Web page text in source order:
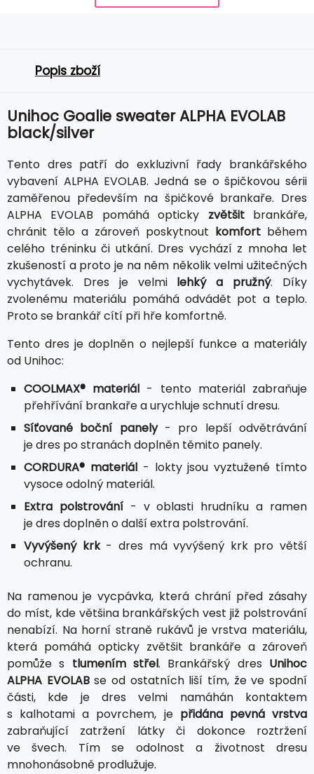
Popis zboží
Unihoc Goalie sweater ALPHA EVOLAB
black/silver
Tento dres patří do exkluzivní řady brankářského
vybavení ALPHA EVOLAB. Jedná se o špičkovou sérii
zaměřenou především na špičkové brankaře. Dres
ALPHA EVOLAB pomáhá opticky zvětšitbrankáře,
chránit tělo a zároveň poskytnout komfort během
celého tréninku či utkání. Dres vychází z mnoha let
zkušeností a proto je na něm několik velmi užitečných
vychytávek. Dres je velmi lehký a pružný. Díky
zvolenému materiálu pomáhá odvádět pot a teplo.
Proto se brankář cítí při hře komfortně.
Tento dres je doplněn o nejlepší funkce a materiály
od Unihoc:
COOLMAX® materiál - tento materiál zabraňuje
přehřívání brankaře a urychluje schnutí dresu.
Síťované boční panely- pro lepší odvětrávání
je dres po stranách doplněn těmito panely.
CORDURA® materiál- lokty jsou vyztužené tímto
vysoce odolný materiál.
Extra polstrování- v oblasti hrudníku a ramen
je dres doplněn o další extra polstrování.
Vyvýšený krk- dres má vyvýšený krk pro větší
ochranu.
Na ramenou je vycpávka, která chrání před zásahy
do míst, kde většina brankářských vest již polstrování
nenabízí. Na horní straně rukávů je vrstva materiálu,
která pomáhá opticky zvětšit brankáře a zároveň
pomůže s tlumením střel. Brankářský dres Unihoc
ALPHA EVOLABse od ostatních liší tím, že ve spodní
části, kde je dres velmi namáhán kontaktem
s kalhotami a povrchem, je přidána pevná vrstva
zabraňující zatržení látky či dokonce roztržení
ve švech. Tím se odolnost a životnost dresu
mnohonásobně prodlužuje.